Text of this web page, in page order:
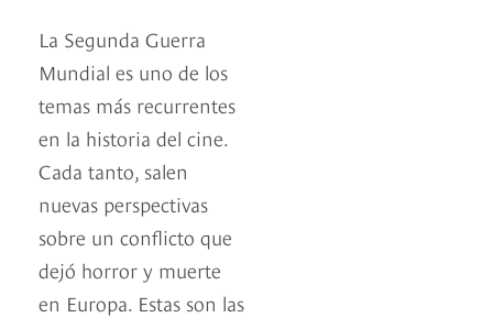
La Segunda Guerra
Mundial es uno de los
temas más recurrentes
en la historia del cine.
Cada tanto, salen
nuevas perspectivas
sobre un conflicto que
dejó horror y muerte
en Europa. Estas son las